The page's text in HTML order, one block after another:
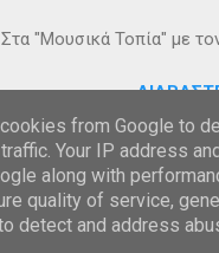
Στα "Μουσικά Τοπία" με
from Google to
Your IP address
along with
quality of service,
detect and address